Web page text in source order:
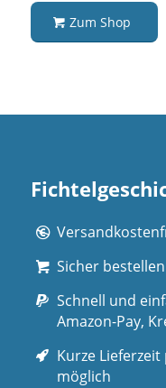
Zum Shop
Sicher
Schnell und
Amazon-Pay,
Kurze
möglich